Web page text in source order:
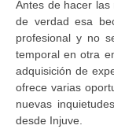
Antes de hacer
de verdad esa
profesional y no
temporal en otra
adquisición de
ofrece varias
nuevas
desde Injuve.